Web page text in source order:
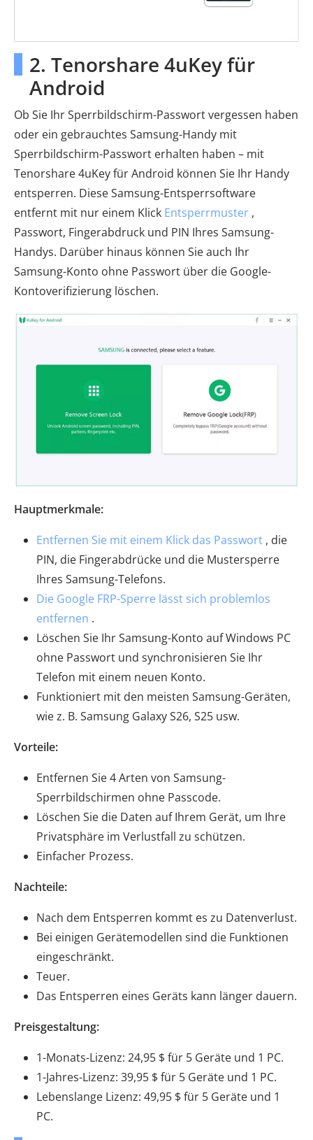
2. Tenorshare 4uKey für
Android
Ob Sie Ihr Sperrbildschirm-Passwort vergessen haben
oder ein gebrauchtes Samsung-Handy mit
Sperrbildschirm-Passwort erhalten haben – mit
Tenorshare 4uKey für Android können Sie Ihr Handy
entsperren. Diese Samsung-Entsperrsoftware
entfernt mit nur einem Klick Entsperrmuster ,
Passwort, Fingerabdruck und PIN Ihres Samsung-
Handys. Darüber hinaus können Sie auch Ihr
Samsung-Konto ohne Passwort über die Google-
Kontoverifizierung löschen.
Hauptmerkmale:
Entfernen Sie mit einem Klick das Passwort , die
PIN, die Fingerabdrücke und die Mustersperre
Ihres Samsung-Telefons.
Die Google FRP-Sperre lässt sich problemlos
entfernen .
Löschen Sie Ihr Samsung-Konto auf Windows PC
ohne Passwort und synchronisieren Sie Ihr
Telefon mit einem neuen Konto.
Funktioniert mit den meisten Samsung-Geräten,
wie z. B. Samsung Galaxy S26, S25 usw.
Vorteile:
Entfernen Sie 4 Arten von Samsung-
Sperrbildschirmen ohne Passcode.
Löschen Sie die Daten auf Ihrem Gerät, um Ihre
Privatsphäre im Verlustfall zu schützen.
Einfacher Prozess.
Nachteile:
Nach dem Entsperren kommt es zu Datenverlust.
Bei einigen Gerätemodellen sind die Funktionen
eingeschränkt.
Teuer.
Das Entsperren eines Geräts kann länger dauern.
Preisgestaltung:
1-Monats-Lizenz: 24,95 $ für 5 Geräte und 1 PC.
1-Jahres-Lizenz: 39,95 $ für 5 Geräte und 1 PC.
Lebenslange Lizenz: 49,95 $ für 5 Geräte und 1
PC.